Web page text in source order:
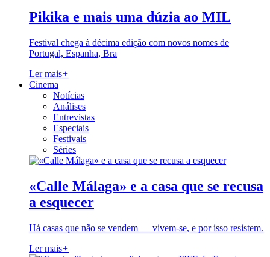
Pikika e mais uma dúzia ao MIL
Festival chega à décima edição com novos nomes de
Portugal, Espanha, Bra
Ler mais+
Cinema
Notícias
Análises
Entrevistas
Especiais
Festivais
Séries
«Calle Málaga» e a casa que se recusa
a esquecer
Há casas que não se vendem — vivem-se, e por isso resistem.
Ler mais+